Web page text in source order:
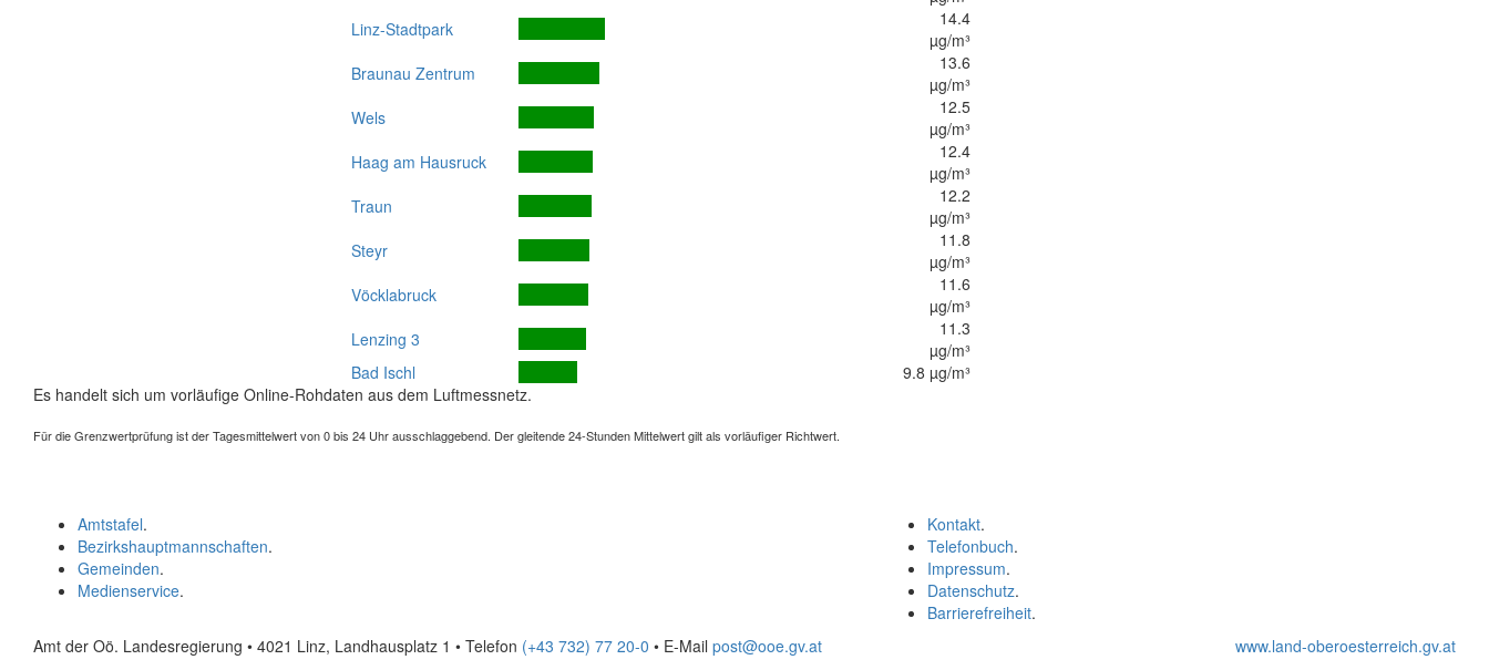
Linz-Stadtpark
14.4
µg/m³
Braunau Zentrum
13.6
µg/m³
Wels
12.5
µg/m³
Haag am Hausruck
12.4
µg/m³
Traun
12.2
µg/m³
Steyr
11.8
µg/m³
Vöcklabruck
11.6
µg/m³
Lenzing 3
11.3
µg/m³
Bad Ischl
9.8 µg/m³
Es handelt sich um vorläufige Online-Rohdaten aus dem Luftmessnetz.
Für die Grenzwertprüfung ist der Tagesmittelwert von 0 bis 24 Uhr ausschlaggebend. Der gleitende 24-Stunden Mittelwert gilt als vorläufiger Richtwert.
Kontakt.
Telefonbuch.
Impressum.
Datenschutz.
Barrierefreiheit.
Amtstafel.
Bezirkshauptmannschaften.
Gemeinden.
Medienservice.
Amt der Oö. Landesregierung • 4021 Linz, Landhausplatz 1 • Telefon (+43 732) 77 20-0 • E-Mail post@ooe.gv.at www.land-oberoesterreich.gv.at